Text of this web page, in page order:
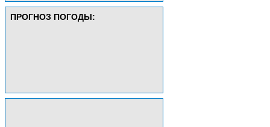
ПРОГНОЗ ПОГОДЫ: